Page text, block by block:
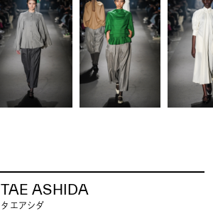
TAE ASHIDA
タエアシダ